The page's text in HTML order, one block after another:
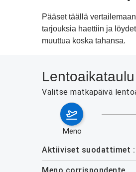
Pääset täällä
tarjouksia haettiin ja
muuttua koska tahansa.
Valitse matkapäivä
meno
Aktiiviset suodattimet